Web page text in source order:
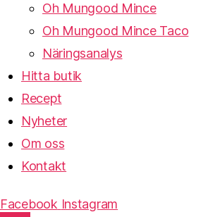
Oh Mungood Mince
Oh Mungood Mince Taco
Näringsanalys
Hitta butik
Recept
Nyheter
Om oss
Kontakt
Facebook Instagram